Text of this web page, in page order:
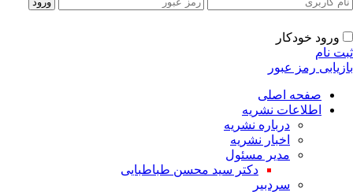
ورود خودکار
نام
رمز عبور
صفحه اصلی
اطلاعات نشریه
درباره نشریه
اخبار نشریه
مدیر مسئول
دکتر سید محسن طباطبایی
سردبیر